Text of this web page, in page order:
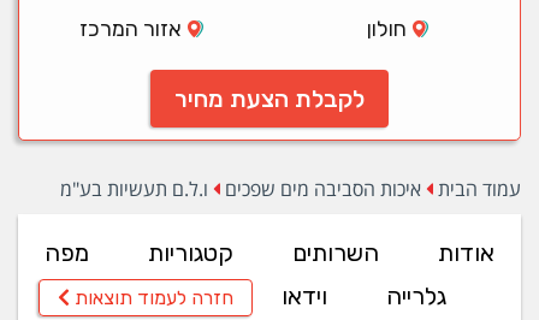
חולון אזור המרכז
לקבלת הצעת מחיר
עמוד הבית איכות הסביבה מים שפכים ו.ל.ם תעשיות בע"מ
אודות השרותים קטגוריות
מפה
גלרייה
וידאו חזרה לעמוד תוצאות